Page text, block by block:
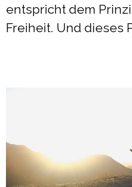
entspricht dem
Freiheit. Und dieses